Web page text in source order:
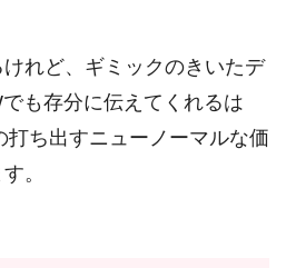
けれど、ギミックのきいたデ
も存分に伝えてくれるは
打ち出すニューノーマルな価
。